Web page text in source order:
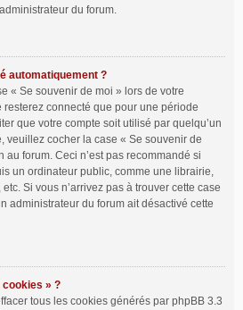
du forum.
automatiquement ?
« Se souvenir de moi » lors de votre
connecté que pour une période
que votre compte soit utilisé par quelqu’un
veuillez cocher la case « Se souvenir de
forum. Ceci n’est pas recommandé si
un ordinateur public, comme une librairie,
Si vous n’arrivez pas à trouver cette case
administrateur du forum ait désactivé cette
» ?
tous les cookies générés par phpBB 3.3